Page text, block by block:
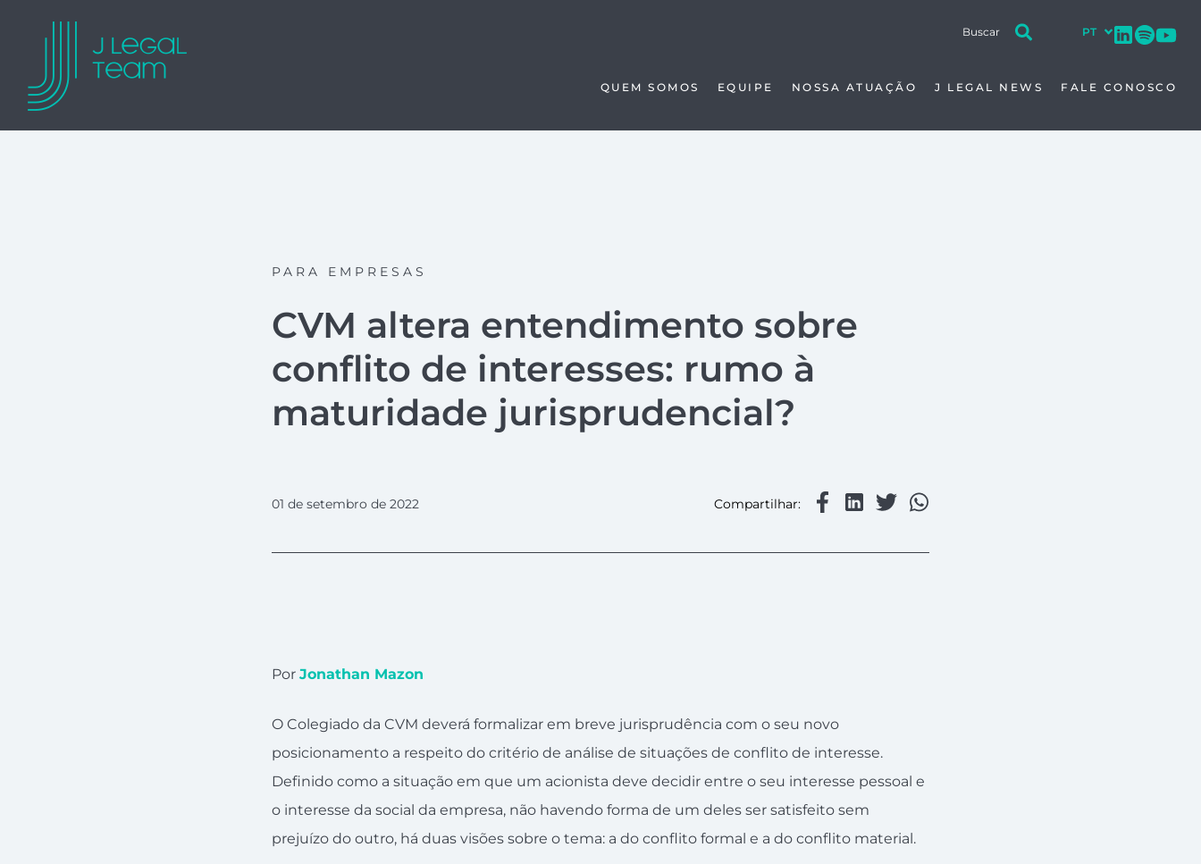
QUEM SOMOS EQUIPE NOSSA ATUAÇÃO J LEGAL NEWS FALE CONOSCO
PARA EMPRESAS
CVM altera entendimento sobre
conflito de interesses: rumo à
maturidade jurisprudencial?
01 de setembro de 2022 Compartilhar:
Por Jonathan Mazon
O Colegiado da CVM deverá formalizar em breve jurisprudência com o seu novo
posicionamento a respeito do critério de análise de situações de conflito de interesse.
Definido como a situação em que um acionista deve decidir entre o seu interesse pessoal e
o interesse da social da empresa, não havendo forma de um deles ser satisfeito sem
prejuízo do outro, há duas visões sobre o tema: a do conflito formal e a do conflito material.